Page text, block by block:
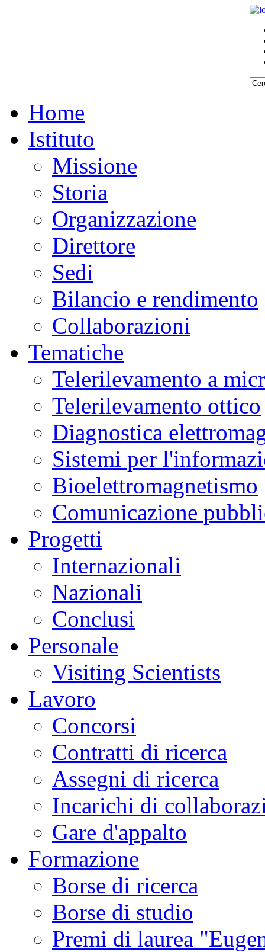
Home
Istituto
Missione
Storia
Organizzazione
Direttore
Sedi
Bilancio e rendimento
Collaborazioni
Tematiche
Telerilevamento a
Telerilevamento ottico
Diagnostica
Sistemi per
Bioelettromagnetismo
Comunicazione
Progetti
Internazionali
Nazionali
Conclusi
Personale
Visiting Scientists
Lavoro
Concorsi
Contratti di ricerca
Assegni di ricerca
Incarichi di
Gare d'appalto
Formazione
Borse di ricerca
Borse di studio
Premi di laurea